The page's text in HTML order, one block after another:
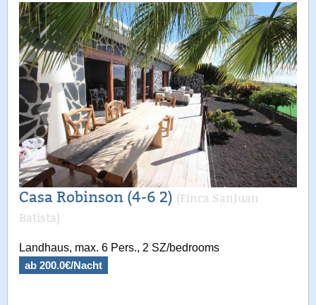
Casa Robinson (4-6 2) (Finca SanJuan
Batista)
Landhaus, max. 6 Pers., 2 SZ/bedrooms
ab 200.0€/Nacht